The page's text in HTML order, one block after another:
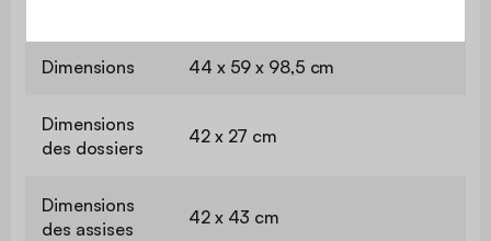
Dimensions 44 x 59 x 98,5 cm
Dimensions
des dossiers
42 x 27 cm
Dimensions
des assises
42 x 43 cm